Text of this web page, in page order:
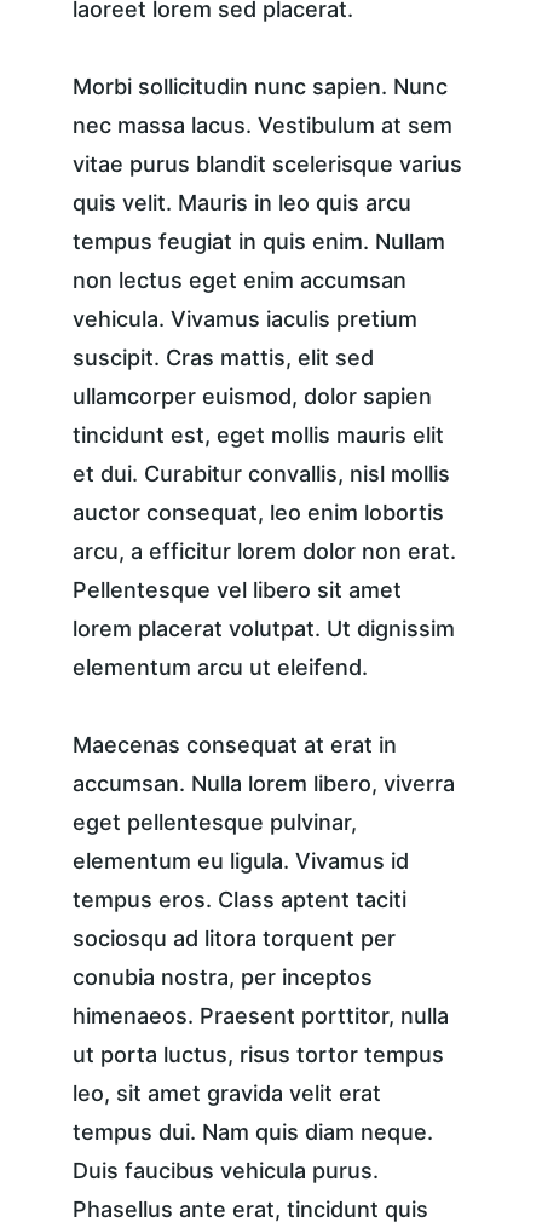
laoreet lorem sed placerat.
Morbi sollicitudin nunc sapien. Nunc
nec massa lacus. Vestibulum at sem
vitae purus blandit scelerisque varius
quis velit. Mauris in leo quis arcu
tempus feugiat in quis enim. Nullam
non lectus eget enim accumsan
vehicula. Vivamus iaculis pretium
suscipit. Cras mattis, elit sed
ullamcorper euismod, dolor sapien
tincidunt est, eget mollis mauris elit
et dui. Curabitur convallis, nisl mollis
auctor consequat, leo enim lobortis
arcu, a efficitur lorem dolor non erat.
Pellentesque vel libero sit amet
lorem placerat volutpat. Ut dignissim
elementum arcu ut eleifend.
Maecenas consequat at erat in
accumsan. Nulla lorem libero, viverra
eget pellentesque pulvinar,
elementum eu ligula. Vivamus id
tempus eros. Class aptent taciti
sociosqu ad litora torquent per
conubia nostra, per inceptos
himenaeos. Praesent porttitor, nulla
ut porta luctus, risus tortor tempus
leo, sit amet gravida velit erat
tempus dui. Nam quis diam neque.
Duis faucibus vehicula purus.
Phasellus ante erat, tincidunt quis